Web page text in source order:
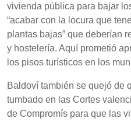
vivienda pública para bajar
“acabar con la locura que
plantas bajas” que deberían
y hostelería. Aquí prometió
los pisos turísticos en los
Baldoví también se quejó de
tumbado en las Cortes
de Compromís para que las